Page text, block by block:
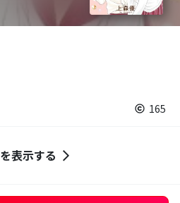
165
表示する